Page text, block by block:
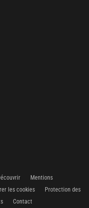
Mentions
les cookies
Protection des
Contact